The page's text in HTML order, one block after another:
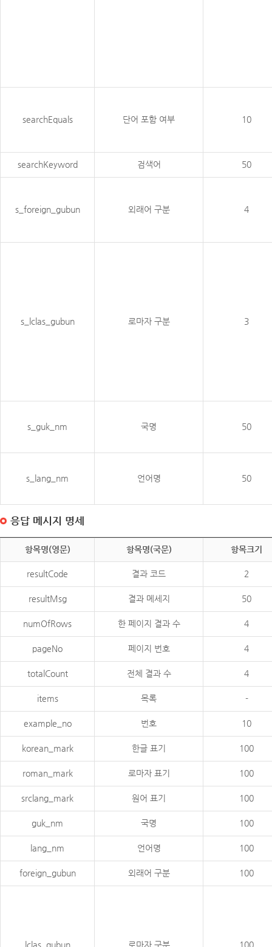
searchEquals 단어 포함 여부 10
searchKeyword 검색어 50
s_foreign_gubun 외래어 구분 4
s_lclas_gubun 로마자 구분 3
s_guk_nm 국명 50
s_lang_nm 언어명 50
응답 메시지 명세
항목명(영문) 항목명(국문) 항목크기
resultCode 결과 코드 2
resultMsg 결과 메세지 50
numOfRows 한 페이지 결과 수 4
pageNo 페이지 번호 4
totalCount 전체 결과 수 4
items 목록 -
example_no 번호 10
korean_mark 한글 표기 100
roman_mark 로마자 표기 100
srclang_mark 원어 표기 100
guk_nm 국명 100
lang_nm 언어명 100
foreign_gubun 외래어 구분 100
lclas_gubun 로마자 구분 100